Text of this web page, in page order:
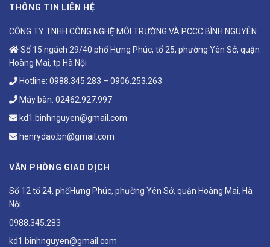
THÔNG TIN LIÊN HỆ
CÔNG TY TNHH CÔNG NGHỆ MÔI TRƯỜNG VÀ PCCC BÌNH NGUYÊN
Số 15 ngách 29/40 phố Hưng Phúc, tổ 25, phường Yên Sở, quận
Hoàng Mai, tp Hà Nội
Hotline: 0988.345.283 – 0906.253.263
Máy bàn: 02462.927.997
kd1.binhnguyen@gmail.com
henrydao.bn@gmail.com
VĂN PHÒNG GIAO DỊCH
Số 12 tổ 24, phốHưng Phúc, phường Yên Sở, quận Hoàng Mai, Hà
Nội
0988.345.283
kd1.binhnguyen@gmail.com